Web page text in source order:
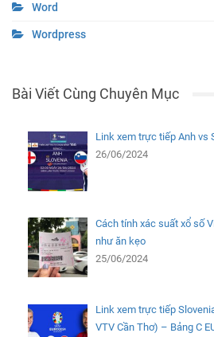
Word
Wordpress
Bài Viết Cùng Chuyên Mục
Link xem trực tiếp Anh vs
26/06/2024
Cách tính xác suất xổ số
như ăn kẹo
25/06/2024
Link xem trực tiếp
VTV Cần Thơ) – Bảng C